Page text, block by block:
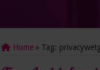
Home » Tag: